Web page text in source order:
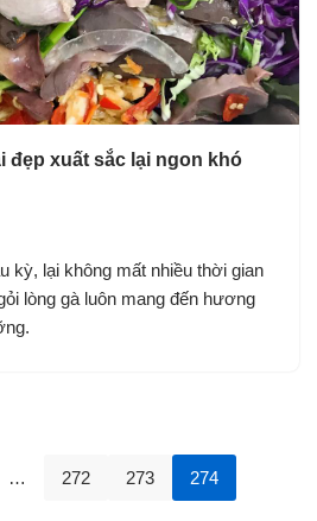
đẹp xuất sắc lại ngon khó
kỳ, lại không mất nhiều thời gian
lòng gà luôn mang đến hương
… 272 273 274